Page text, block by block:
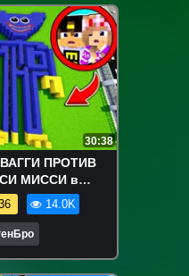
30:38
ПРОТИВ
МИССИ в
НУБ ВИДЕО
14.0K